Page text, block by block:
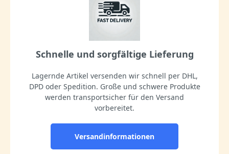
Schnelle und sorgfältige Lieferung
Lagernde Artikel versenden wir schnell per DHL,
DPD oder Spedition. Große und schwere Produkte
werden transportsicher für den Versand
vorbereitet.
Versandinformationen